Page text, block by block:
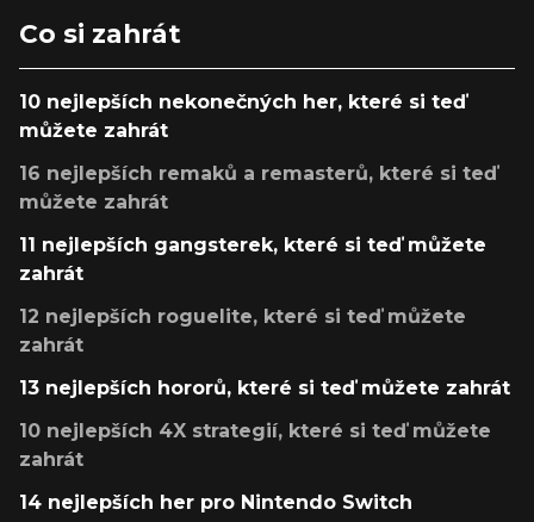
Co si zahrát
10 nejlepších nekonečných her, které si teď
můžete zahrát
16 nejlepších remaků a remasterů, které si teď
můžete zahrát
11 nejlepších gangsterek, které si teď můžete
zahrát
12 nejlepších roguelite, které si teď můžete
zahrát
13 nejlepších hororů, které si teď můžete zahrát
10 nejlepších 4X strategií, které si teď můžete
zahrát
14 nejlepších her pro Nintendo Switch